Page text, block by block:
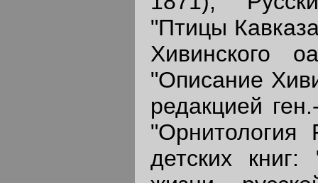
"Птицы
Хивинского
"Описание
редакцией
детских